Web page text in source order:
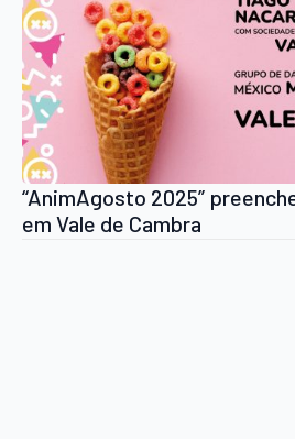
“AnimAgosto 2025”
em Vale de Cambra